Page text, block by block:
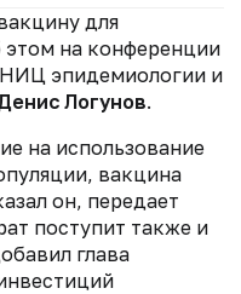
для
на конференции
эпидемиологии и
Логунов.
на использование
вакцина
он, передает
поступит также и
глава